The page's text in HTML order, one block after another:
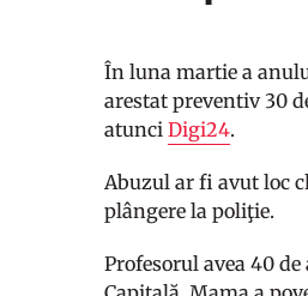
În luna martie a
arestat preventiv 30
atunciDigi24.
Abuzul ar fi avut loc
plângere la poliţie.
Profesorul avea 40